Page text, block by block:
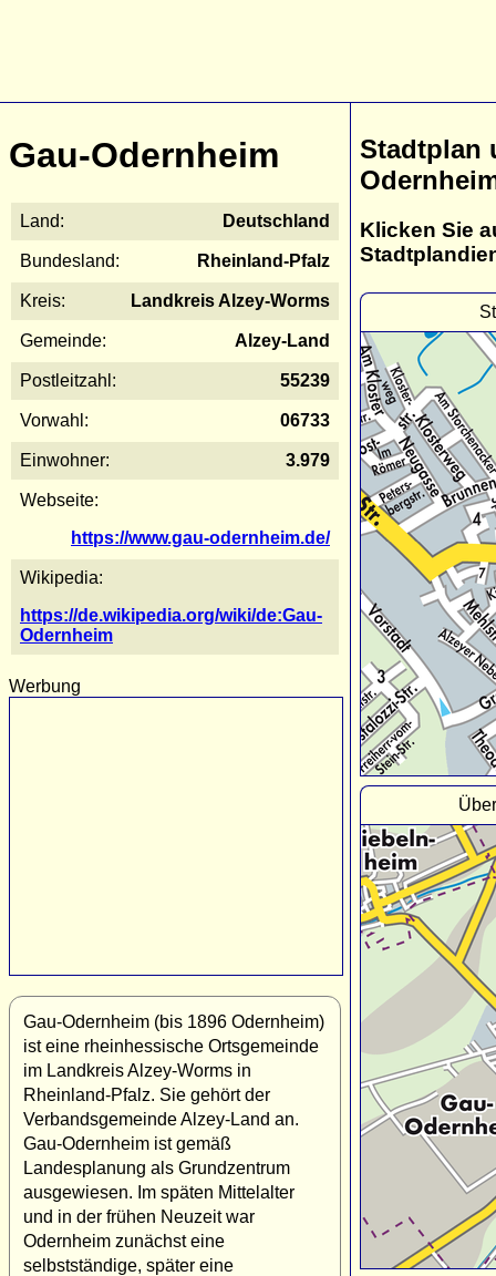
Gau-Odernheim
Land: Deutschland
Bundesland: Rheinland-Pfalz
Kreis: Landkreis Alzey-Worms
Gemeinde: Alzey-Land
Postleitzahl: 55239
Vorwahl: 06733
Einwohner: 3.979
Webseite:
https://www.gau-odernheim.de/
Wikipedia:
https://de.wikipedia.org/wiki/de:Gau-
Odernheim
Werbung
Gau-Odernheim (bis 1896 Odernheim)
ist eine rheinhessische Ortsgemeinde
im Landkreis Alzey-Worms in
Rheinland-Pfalz. Sie gehört der
Verbandsgemeinde Alzey-Land an.
Gau-Odernheim ist gemäß
Landesplanung als Grundzentrum
ausgewiesen. Im späten Mittelalter
und in der frühen Neuzeit war
Odernheim zunächst eine
selbstständige, später eine
Stadtplan
Klicken Sie